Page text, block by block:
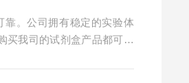
靠。公司拥有稳定的实验体
买我司的试剂盒产品都可提